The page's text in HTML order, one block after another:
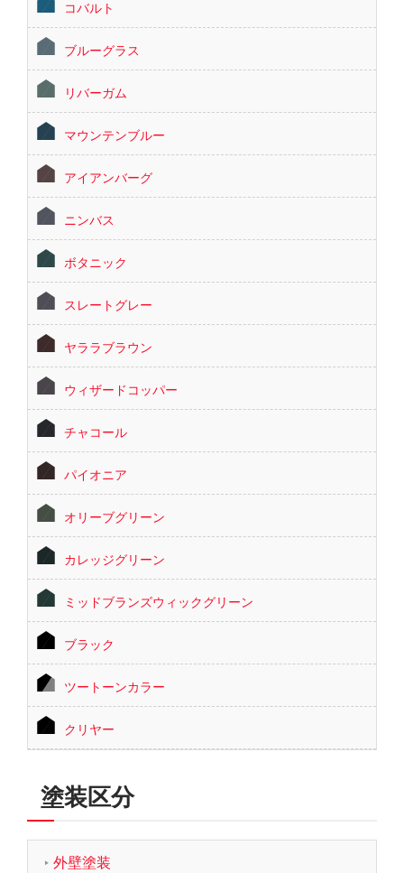
コバルト
ブルーグラス
リバーガム
マウンテンブルー
アイアンバーグ
ニンバス
ボタニック
スレートグレー
ヤララブラウン
ウィザードコッパー
チャコール
パイオニア
オリーブグリーン
カレッジグリーン
ミッドブランズウィックグリーン
ブラック
ツートーンカラー
クリヤー
塗装区分
外壁塗装